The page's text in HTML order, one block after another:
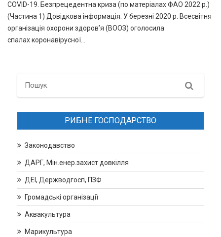
COVID-19. Безпрецедентна криза (по матеріалах ФАО 2022 р.)
(Частина 1) Довідкова інформація. У березні 2020 р. Всесвітня
організація охорони здоров’я (ВООЗ) оголосила
спалах коронавірусної…
Search
РИБНЕ ГОСПОДАРСТВО
Законодавство
ДАРГ, Мін.енер.захист довкілля
ДЕІ, Держводгосп, ПЗФ
Громадські організації
Аквакультура
Марикультура